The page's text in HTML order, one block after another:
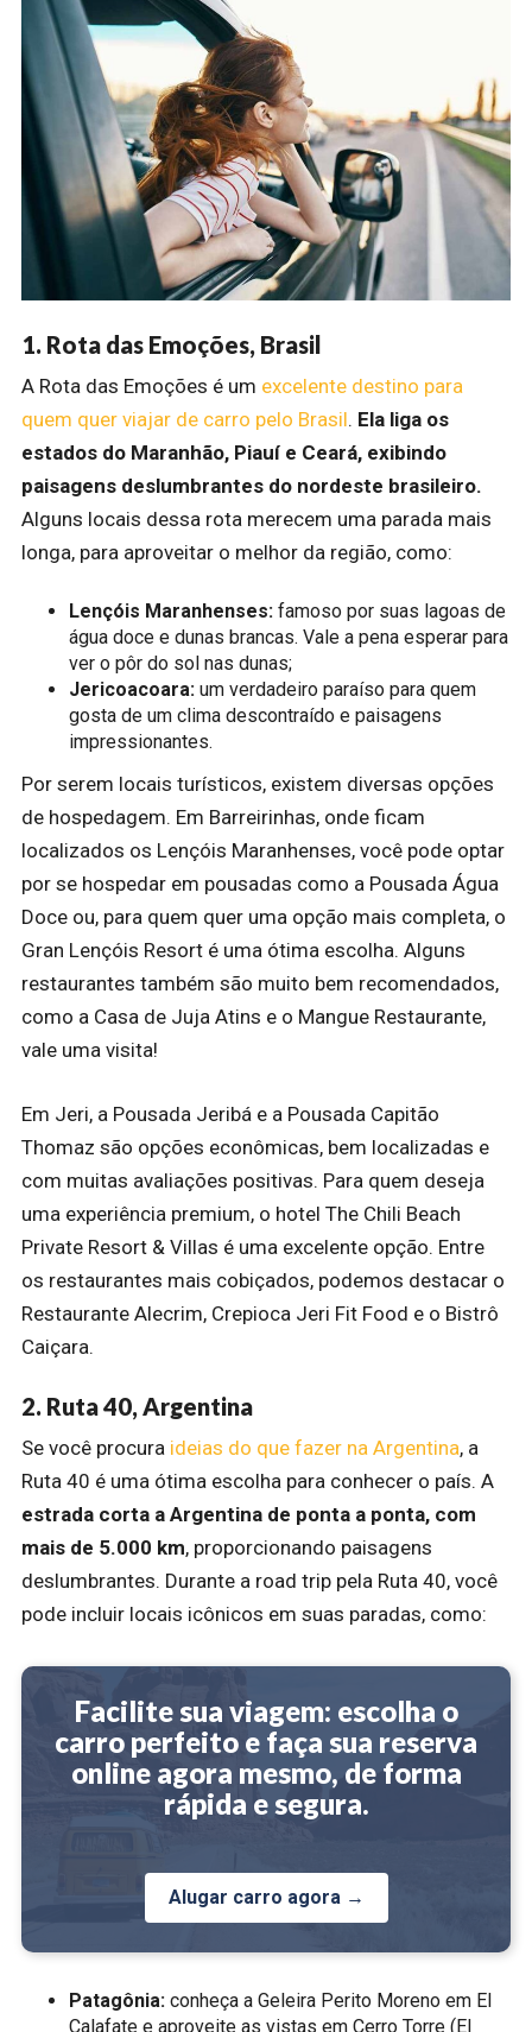
1. Rota das Emoções, Brasil
A Rota das Emoções é um excelente destino para
quem quer viajar de carro pelo Brasil. Ela liga os
estados do Maranhão, Piauí e Ceará, exibindo
paisagens deslumbrantes do nordeste brasileiro.
Alguns locais dessa rota merecem uma parada mais
longa, para aproveitar o melhor da região, como:
Lençóis Maranhenses: famoso por suas lagoas de
água doce e dunas brancas. Vale a pena esperar para
ver o pôr do sol nas dunas;
Jericoacoara: um verdadeiro paraíso para quem
gosta de um clima descontraído e paisagens
impressionantes.
Por serem locais turísticos, existem diversas opções
de hospedagem. Em Barreirinhas, onde ficam
localizados os Lençóis Maranhenses, você pode optar
por se hospedar em pousadas como a Pousada Água
Doce ou, para quem quer uma opção mais completa, o
Gran Lençóis Resort é uma ótima escolha. Alguns
restaurantes também são muito bem recomendados,
como a Casa de Juja Atins e o Mangue Restaurante,
vale uma visita!
Em Jeri, a Pousada Jeribá e a Pousada Capitão
Thomaz são opções econômicas, bem localizadas e
com muitas avaliações positivas. Para quem deseja
uma experiência premium, o hotel The Chili Beach
Private Resort & Villas é uma excelente opção. Entre
os restaurantes mais cobiçados, podemos destacar o
Restaurante Alecrim, Crepioca Jeri Fit Food e o Bistrô
Caiçara.
2. Ruta 40, Argentina
Se você procura ideias do que fazer na Argentina, a
Ruta 40 é uma ótima escolha para conhecer o país. A
estrada corta a Argentina de ponta a ponta, com
mais de 5.000 km, proporcionando paisagens
deslumbrantes. Durante a road trip pela Ruta 40, você
pode incluir locais icônicos em suas paradas, como:
Facilite sua viagem: escolha o
carro perfeito e faça sua reserva
online agora mesmo, de forma
rápida e segura.
Alugar carro agora →
Patagônia: conheça a Geleira Perito Moreno em El
Calafate e aproveite as vistas em Cerro Torre (El